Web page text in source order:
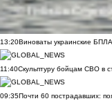
13:20Виноваты украинские
11:40Скульптуру бойцам СВО в
09:35Почти 60 пострадавших: